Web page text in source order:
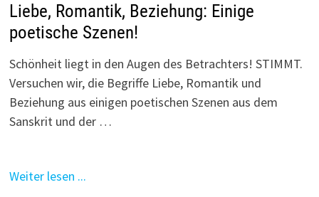
Liebe, Romantik, Beziehung: Einige
poetische Szenen!
Schönheit liegt in den Augen des Betrachters! STIMMT.
Versuchen wir, die Begriffe Liebe, Romantik und
Beziehung aus einigen poetischen Szenen aus dem
Sanskrit und der …
Weiter lesen ...